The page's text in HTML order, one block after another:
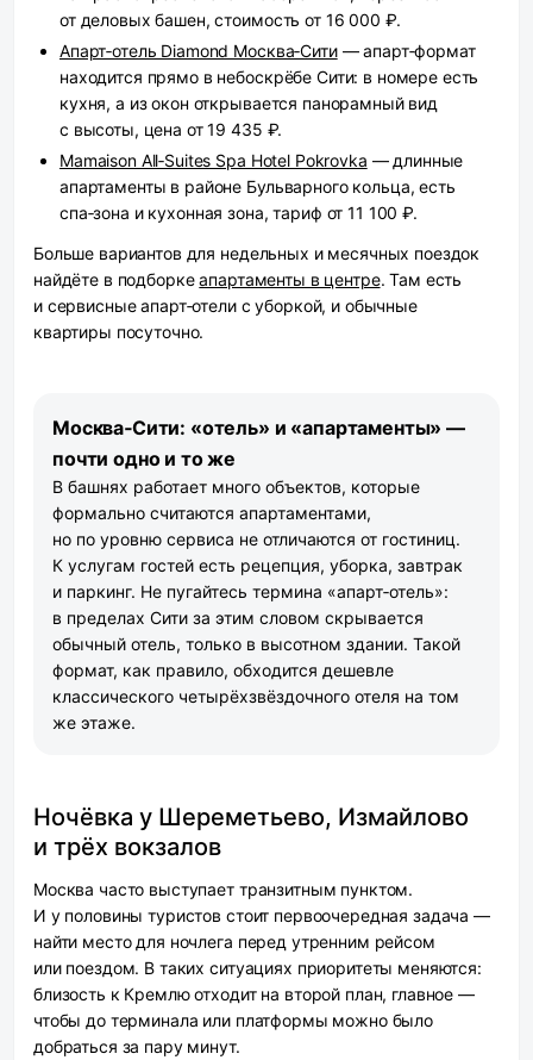
от деловых башен, стоимость от 16 000 ₽.
Апарт‑отель Diamond Москва‑Сити— апарт‑формат
находится прямо в небоскрёбе Сити: в номере есть
кухня, а из окон открывается панорамный вид
с высоты, цена от 19 435 ₽.
Mamaison All‑Suites Spa Hotel Pokrovka — длинные
апартаменты в районе Бульварного кольца, есть
спа‑зона и кухонная зона, тариф от 11 100 ₽.
Больше вариантов для недельных и месячных поездок
найдёте в подборкеапартаменты в центре. Там есть
и сервисные апарт‑отели с уборкой, и обычные
квартиры посуточно.
Москва‑Сити: «отель» и «апартаменты» —
почти одно и то же
В башнях работает много объектов, которые
формально считаются апартаментами,
но по уровню сервиса не отличаются от гостиниц.
К услугам гостей есть рецепция, уборка, завтрак
и паркинг. Не пугайтесь термина «апарт‑отель»:
в пределах Сити за этим словом скрывается
обычный отель, только в высотном здании. Такой
формат, как правило, обходится дешевле
классического четырёхзвёздочного отеля на том
же этаже.
Ночёвка у Шереметьево, Измайлово
и трёх вокзалов
Москва часто выступает транзитным пунктом.
И у половины туристов стоит первоочередная задача —
найти место для ночлега перед утренним рейсом
или поездом. В таких ситуациях приоритеты меняются:
близость к Кремлю отходит на второй план, главное —
чтобы до терминала или платформы можно было
добраться за пару минут.